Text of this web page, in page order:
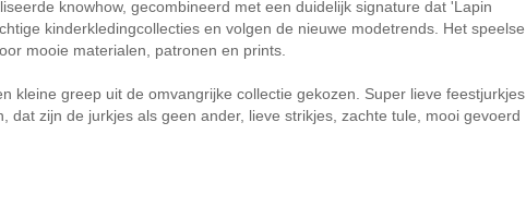
knowhow, gecombineerd met een duidelijk signature dat 'Lapin
kinderkledingcollecties en volgen de nieuwe modetrends. Het speelse
mooie materialen, patronen en prints.
kleine greep uit de omvangrijke collectie gekozen. Super lieve feestjurkjes
dat zijn de jurkjes als geen ander, lieve strikjes, zachte tule, mooi gevoerd